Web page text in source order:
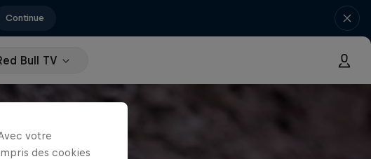
Continue
Bull TV
votre
des cookies